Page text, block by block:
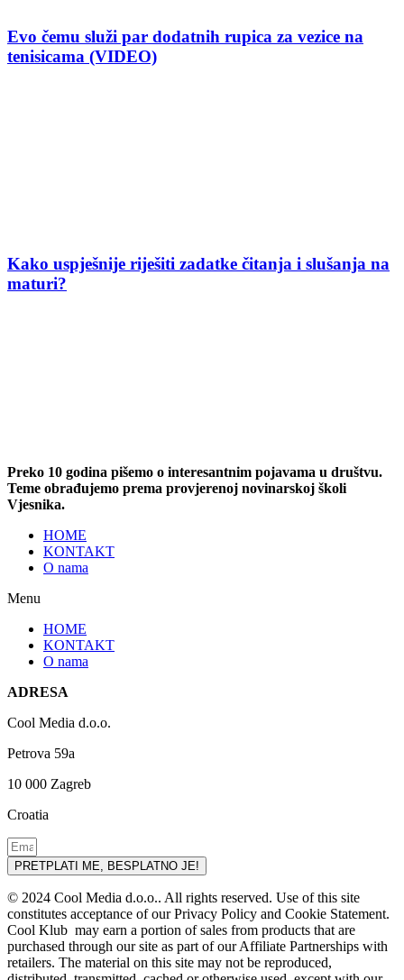
Evo čemu služi par dodatnih rupica za vezice na
tenisicama (VIDEO)
Kako uspješnije riješiti zadatke čitanja i slušanja na
maturi?
Preko 10 godina pišemo o interesantnim pojavama u društvu.
Teme obrađujemo prema provjerenoj novinarskoj školi
Vjesnika.
HOME
KONTAKT
O nama
Menu
HOME
KONTAKT
O nama
ADRESA
Cool Media d.o.o.
Petrova 59a
10 000 Zagreb
Croatia
PRETPLATI ME, BESPLATNO JE!
© 2024 Cool Media d.o.o.. All rights reserved. Use of this site
constitutes acceptance of our Privacy Policy and Cookie Statement.
Cool Klub may earn a portion of sales from products that are
purchased through our site as part of our Affiliate Partnerships with
retailers. The material on this site may not be reproduced,